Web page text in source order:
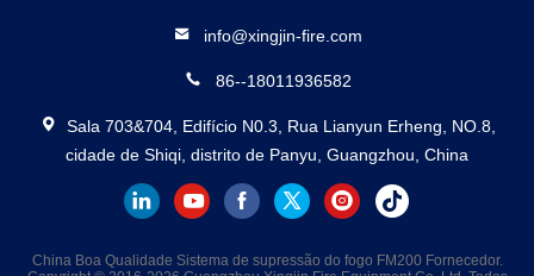
info@xingjin-fire.com
86--18011936582
Sala 703&704, Edifício N0.3, Rua Lianyun Erheng, NO.8,
cidade de Shiqi, distrito de Panyu, Guangzhou, China
China Boa Qualidade Sistema de supressão do fogo FM200 Fornecedor.